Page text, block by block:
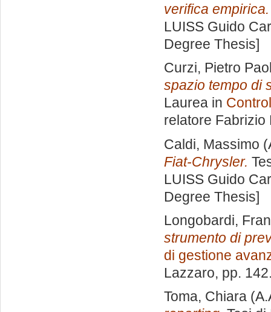
verifica empirica.
LUISS Guido
Degree Thesis]
Curzi, Pietro
spazio tempo di
Laurea in
relatore Fabrizio
Caldi, Massimo
Fiat-Chrysler.
LUISS Guido
Degree Thesis]
Longobardi,
strumento di
di gestione
Lazzaro, pp.
Toma, Chiara